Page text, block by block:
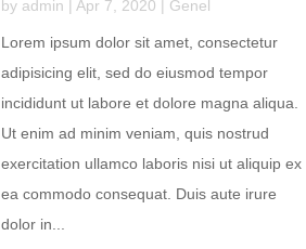
by admin | Apr 7, 2020 | Genel
Lorem ipsum dolor sit amet, consectetur
adipisicing elit, sed do eiusmod tempor
incididunt ut labore et dolore magna aliqua.
Ut enim ad minim veniam, quis nostrud
exercitation ullamco laboris nisi ut aliquip ex
ea commodo consequat. Duis aute irure
dolor in...